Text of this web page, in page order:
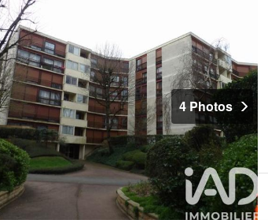
4 Photos